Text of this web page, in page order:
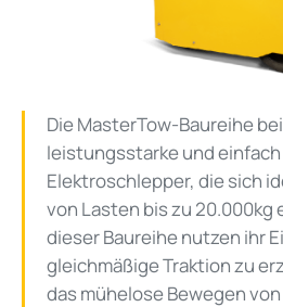
Die MasterTow-Baureihe
leistungsstarke und
Elektroschlepper, die sich
von Lasten bis zu 20.000kg
dieser Baureihe nutzen ihr
gleichmäßige Traktion zu
das mühelose Bewegen